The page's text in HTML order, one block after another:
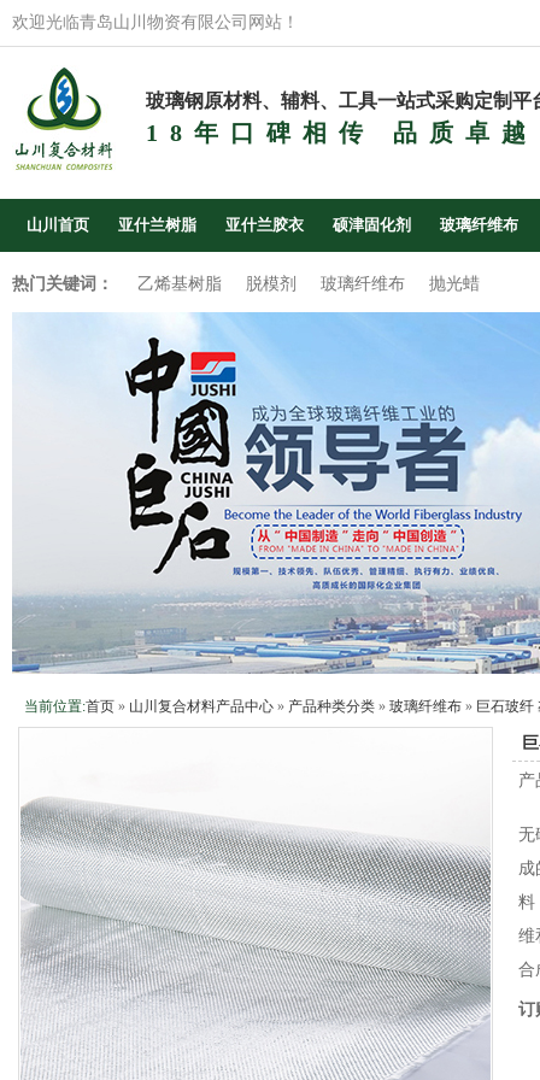
欢迎光临青岛山川物资有限公司网站！
玻璃钢原材料、辅料、工具一站式采购定制平
18年口碑相传 品质卓越
山川首页 亚什兰树脂 亚什兰胶衣 硕津固化剂 玻璃纤维布
热门关键词： 乙烯基树脂 脱模剂 玻璃纤维布 抛光蜡
当前位置:首页 » 山川复合材料产品中心 » 产品种类分类 » 玻璃纤维布 » 巨石玻纤
产
无
成
料
维
合
订